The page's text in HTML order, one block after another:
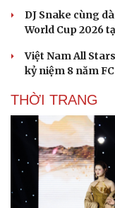
Văn hóa
DJ Snake cùng
World Cup 2026
Việt Nam All
kỷ niệm 8 năm
THỜI TRANG